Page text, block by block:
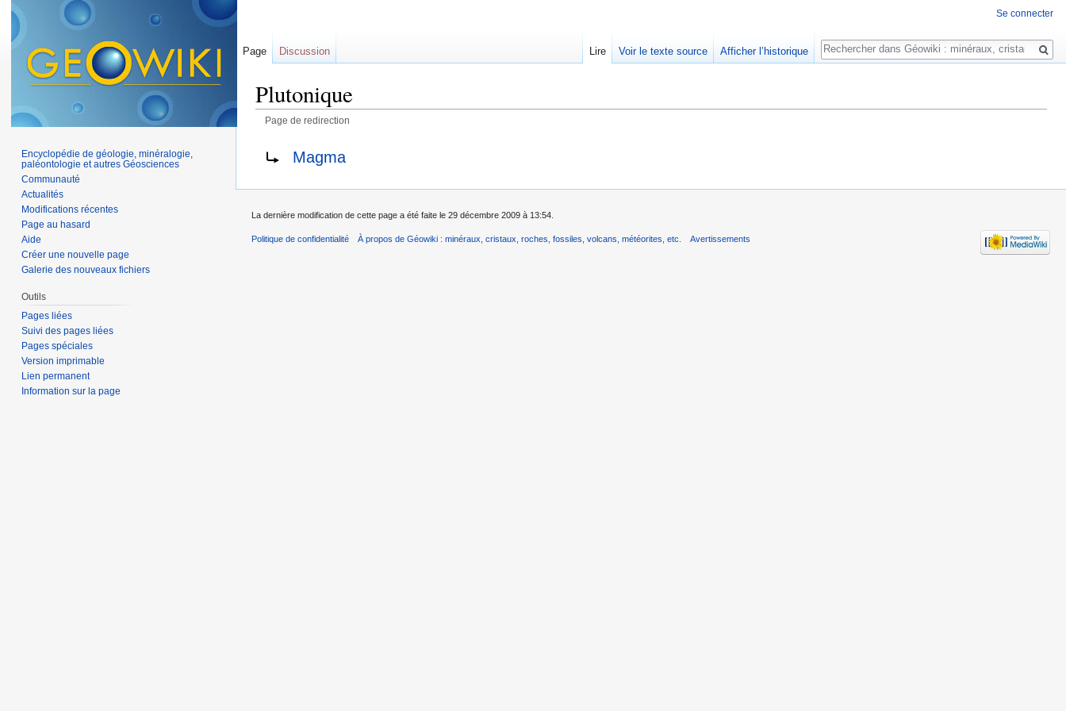
Plutonique
Page de redirection
Magma
Se connecter
Page Discussion Lire Voir le texte source Afficher l’historique
Rechercher
Encyclopédie de géologie, minéralogie,
paléontologie et autres Géosciences
Communauté
Actualités
Modifications récentes
Page au hasard
Aide
Créer une nouvelle page
Galerie des nouveaux fichiers
Outils
Pages liées
Suivi des pages liées
Pages spéciales
Version imprimable
Lien permanent
Information sur la page
La dernière modification de cette page a été faite le 29 décembre 2009 à 13:54.
Politique de confidentialité À propos de Géowiki : minéraux, cristaux, roches, fossiles, volcans, météorites, etc. Avertissements